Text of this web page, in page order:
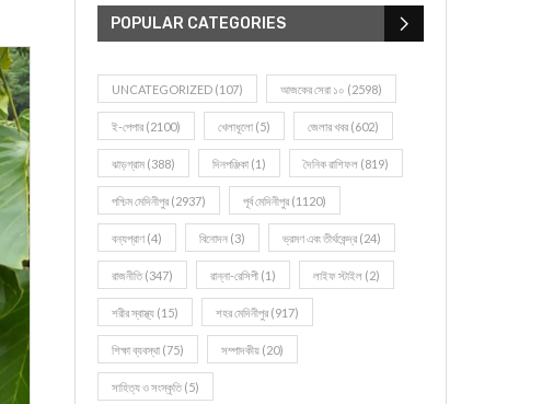
POPULAR CATEGORIES
UNCATEGORIZED (107) আজকের সেরা ১০ (2598)
ই-পেপার (2100) খেলাধূলো (5) জেলার খবর (602)
ঝাড়গ্রাম (388) দিনপঞ্জিকা (1) দৈনিক রাশিফল (819)
পশ্চিম মেদিনীপুর (2937) পূর্ব মেদিনীপুর (1120)
বন্যপ্রাণ (4) বিনোদন (3) ভ্রমণ এবং তীর্থকেন্দ্র (24)
রাজনীতি(347) রান্না-রেসিপী (1) লাইফ স্টাইল (2)
শরীর স্বাস্থ্য (15) শহর মেদিনীপুর (917)
শিক্ষা ব্যবস্থা (75) সম্পাদকীয় (20)
সাহিত্য ও সংস্কৃতি(5)